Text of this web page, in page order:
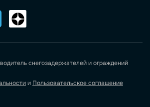
снегозадержателей и ограждений
и Пользовательское соглашение